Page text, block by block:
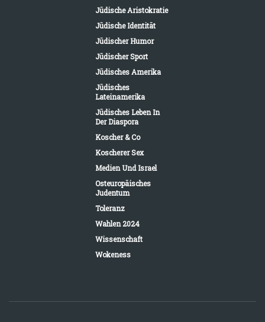
Jüdische Aristokratie
Jüdische Identität
Jüdischer Humor
Jüdischer Sport
Jüdisches Amerika
Jüdisches
Lateinamerika
Jüdisches Leben In
Der Diaspora
Koscher & Co
Koscherer Sex
Medien Und Israel
Osteuropäisches
Judentum
Toleranz
Wahlen 2024
Wissenschaft
Wokeness